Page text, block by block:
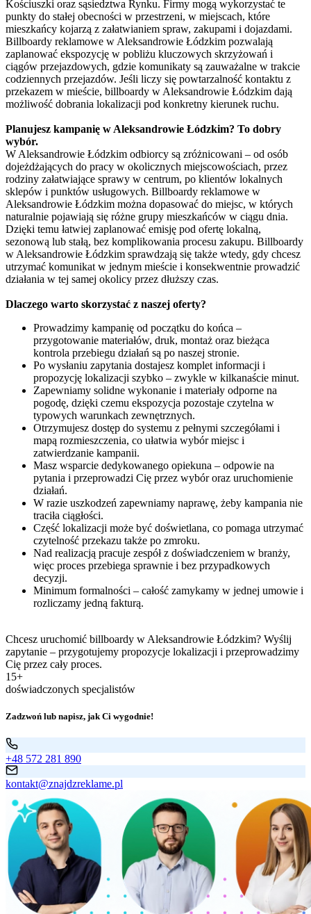
Kościuszki oraz sąsiedztwa Rynku. Firmy mogą wykorzystać te
punkty do stałej obecności w przestrzeni, w miejscach, które
mieszkańcy kojarzą z załatwianiem spraw, zakupami i dojazdami.
Billboardy reklamowe w Aleksandrowie Łódzkim pozwalają
zaplanować ekspozycję w pobliżu kluczowych skrzyżowań i
ciągów przejazdowych, gdzie komunikaty są zauważalne w trakcie
codziennych przejazdów. Jeśli liczy się powtarzalność kontaktu z
przekazem w mieście, billboardy w Aleksandrowie Łódzkim dają
możliwość dobrania lokalizacji pod konkretny kierunek ruchu.
Planujesz kampanię w Aleksandrowie Łódzkim? To dobry
wybór.
W Aleksandrowie Łódzkim odbiorcy są zróżnicowani – od osób
dojeżdżających do pracy w okolicznych miejscowościach, przez
rodziny załatwiające sprawy w centrum, po klientów lokalnych
sklepów i punktów usługowych. Billboardy reklamowe w
Aleksandrowie Łódzkim można dopasować do miejsc, w których
naturalnie pojawiają się różne grupy mieszkańców w ciągu dnia.
Dzięki temu łatwiej zaplanować emisję pod ofertę lokalną,
sezonową lub stałą, bez komplikowania procesu zakupu. Billboardy
w Aleksandrowie Łódzkim sprawdzają się także wtedy, gdy chcesz
utrzymać komunikat w jednym mieście i konsekwentnie prowadzić
działania w tej samej okolicy przez dłuższy czas.
Dlaczego warto skorzystać z naszej oferty?
Prowadzimy kampanię od początku do końca –
przygotowanie materiałów, druk, montaż oraz bieżąca
kontrola przebiegu działań są po naszej stronie.
Po wysłaniu zapytania dostajesz komplet informacji i
propozycję lokalizacji szybko – zwykle w kilkanaście minut.
Zapewniamy solidne wykonanie i materiały odporne na
pogodę, dzięki czemu ekspozycja pozostaje czytelna w
typowych warunkach zewnętrznych.
Otrzymujesz dostęp do systemu z pełnymi szczegółami i
mapą rozmieszczenia, co ułatwia wybór miejsc i
zatwierdzanie kampanii.
Masz wsparcie dedykowanego opiekuna – odpowie na
pytania i przeprowadzi Cię przez wybór oraz uruchomienie
działań.
W razie uszkodzeń zapewniamy naprawę, żeby kampania nie
traciła ciągłości.
Część lokalizacji może być doświetlana, co pomaga utrzymać
czytelność przekazu także po zmroku.
Nad realizacją pracuje zespół z doświadczeniem w branży,
więc proces przebiega sprawnie i bez przypadkowych
decyzji.
Minimum formalności – całość zamykamy w jednej umowie i
rozliczamy jedną fakturą.
Chcesz uruchomić billboardy w Aleksandrowie Łódzkim? Wyślij
zapytanie – przygotujemy propozycje lokalizacji i przeprowadzimy
Cię przez cały proces.
15+
doświadczonych specjalistów
Zadzwoń lub napisz, jak Ci wygodnie!
+48 572 281 890
kontakt@znajdzreklame.pl